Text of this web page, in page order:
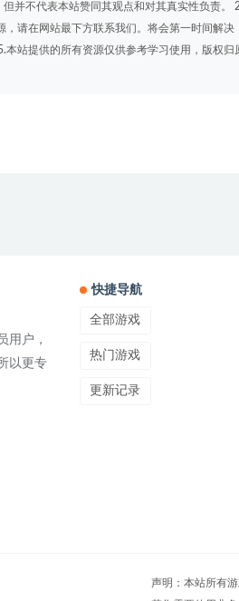
并不代表本站赞同其观点和对其真实性负责
，请在网站最下方联系我们。将会第一时间解
本站提供的所有资源仅供参考学习使用，版权
用户，
以更专
快捷导航
全部游戏
热门游戏
更新记录
声明：本站所有